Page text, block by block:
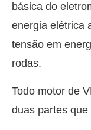
básica do
energia elétrica
tensão em
rodas.
Todo motor de
duas partes